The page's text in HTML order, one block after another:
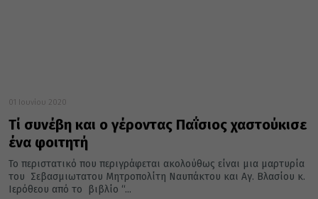
01 Ιουνίου 2020
Τί συνέβη και ο γέροντας Παΐσιος χαστούκισε
ένα φοιτητή
Το περιστατικό που περιγράφεται ακολούθως είναι μια μαρτυρία
του Σεβασμιωτατου Μητροπολίτη Ναυπάκτου και Αγ. Βλασίου κ.
Ιερόθεου από το βιβλίο “...